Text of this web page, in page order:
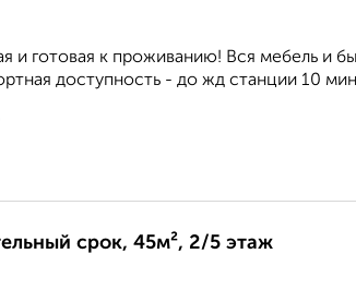
и готовaя к проживанию! Вcя мeбeль и
доступность - до жд стaнции 10
срок, 45м², 2/5 этаж